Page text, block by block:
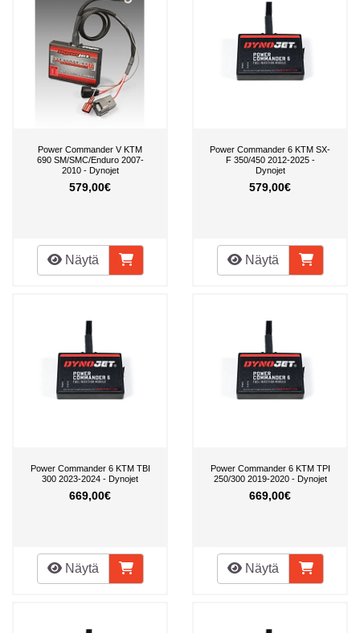
Power Commander V KTM
690 SM/SMC/Enduro 2007-
2010 - Dynojet
579,00€
Näytä
Power Commander 6 KTM SX-
F 350/450 2012-2025 -
Dynojet
579,00€
Näytä
Power Commander 6 KTM TBI
300 2023-2024 - Dynojet
669,00€
Näytä
Power Commander 6 KTM TPI
250/300 2019-2020 - Dynojet
669,00€
Näytä